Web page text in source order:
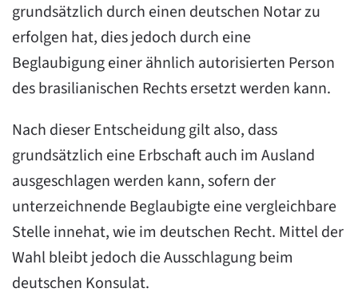
grundsätzlich durch einen deutschen Notar zu
erfolgen hat, dies jedoch durch eine
Beglaubigung einer ähnlich autorisierten Person
des brasilianischen Rechts ersetzt werden kann.
Nach dieser Entscheidung gilt also, dass
grundsätzlich eine Erbschaft auch im Ausland
ausgeschlagen werden kann, sofern der
unterzeichnende Beglaubigte eine vergleichbare
Stelle innehat, wie im deutschen Recht. Mittel der
Wahl bleibt jedoch die Ausschlagung beim
deutschen Konsulat.